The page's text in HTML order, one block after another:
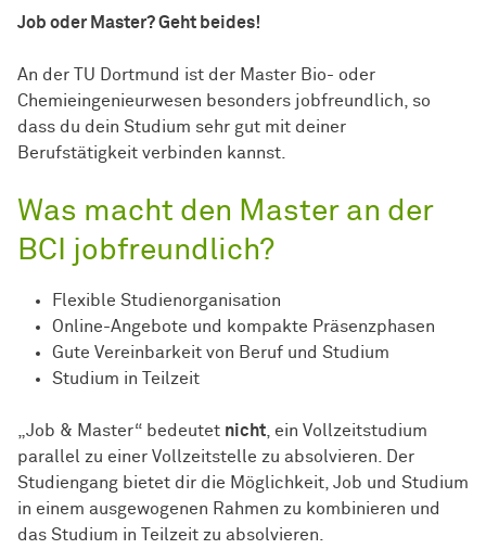
Job oder Master? Geht beides!
An der TU Dortmund ist der Master Bio- oder
Chemieingenieurwesen besonders jobfreundlich, so
dass du dein Studium sehr gut mit deiner
Berufstätigkeit verbinden kannst.
Was macht den Master an der
BCI jobfreundlich?
Flexible Studienorganisation
Online-Angebote und kompakte Präsenzphasen
Gute Vereinbarkeit von Beruf und Studium
Studium in Teilzeit
„Job & Master“ bedeutet nicht , ein Vollzeitstudium
parallel zu einer Vollzeitstelle zu absolvieren. Der
Studiengang bietet dir die Möglichkeit, Job und Studium
in einem ausgewogenen Rahmen zu kombinieren und
das Studium in Teilzeit zu absolvieren.